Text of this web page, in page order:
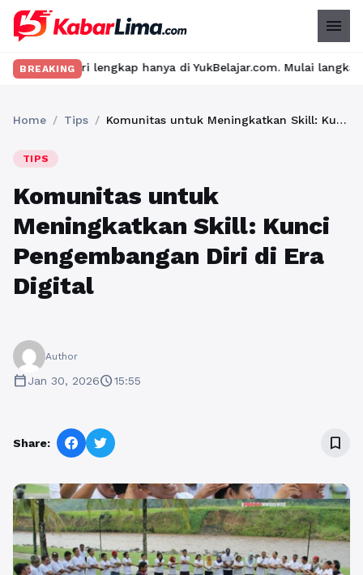
menu
BREAKING
hanya di YukBelajar.com. Mulai langkah suksesmu
Home / Tips / Komunitas untuk Meningkatkan Skill: Kunci Pengembangan Diri di Era Digital
TIPS
Komunitas untuk
Meningkatkan Skill: Kunci
Pengembangan Diri di Era
Digital
Author
calendar_todayJan 30, 2026schedule15:55
Share: bookmark_border